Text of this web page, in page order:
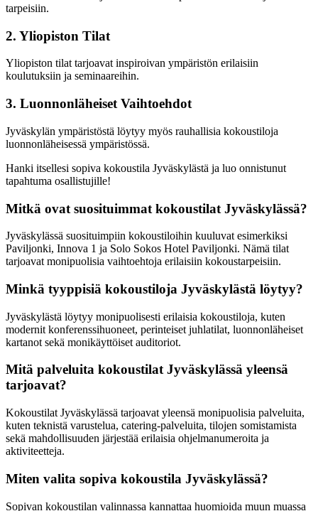
tarpeisiin.
2. Yliopiston Tilat
Yliopiston tilat tarjoavat inspiroivan ympäristön erilaisiin
koulutuksiin ja seminaareihin.
3. Luonnonläheiset Vaihtoehdot
Jyväskylän ympäristöstä löytyy myös rauhallisia kokoustiloja
luonnonläheisessä ympäristössä.
Hanki itsellesi sopiva kokoustila Jyväskylästä ja luo onnistunut
tapahtuma osallistujille!
Mitkä ovat suosituimmat kokoustilat Jyväskylässä?
Jyväskylässä suosituimpiin kokoustiloihin kuuluvat esimerkiksi
Paviljonki, Innova 1 ja Solo Sokos Hotel Paviljonki. Nämä tilat
tarjoavat monipuolisia vaihtoehtoja erilaisiin kokoustarpeisiin.
Minkä tyyppisiä kokoustiloja Jyväskylästä löytyy?
Jyväskylästä löytyy monipuolisesti erilaisia kokoustiloja, kuten
modernit konferenssihuoneet, perinteiset juhlatilat, luonnonläheiset
kartanot sekä monikäyttöiset auditoriot.
Mitä palveluita kokoustilat Jyväskylässä yleensä
tarjoavat?
Kokoustilat Jyväskylässä tarjoavat yleensä monipuolisia palveluita,
kuten teknistä varustelua, catering-palveluita, tilojen somistamista
sekä mahdollisuuden järjestää erilaisia ohjelmanumeroita ja
aktiviteetteja.
Miten valita sopiva kokoustila Jyväskylässä?
Sopivan kokoustilan valinnassa kannattaa huomioida muun muassa